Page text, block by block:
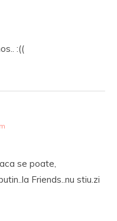
:((
se poate,
Friends..nu stiu.zi